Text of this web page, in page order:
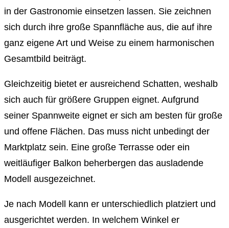
in der Gastronomie einsetzen lassen. Sie zeichnen
sich durch ihre große Spannfläche aus, die auf ihre
ganz eigene Art und Weise zu einem harmonischen
Gesamtbild beiträgt.
Gleichzeitig bietet er ausreichend Schatten, weshalb
sich auch für größere Gruppen eignet. Aufgrund
seiner Spannweite eignet er sich am besten für große
und offene Flächen. Das muss nicht unbedingt der
Marktplatz sein. Eine große Terrasse oder ein
weitläufiger Balkon beherbergen das ausladende
Modell ausgezeichnet.
Je nach Modell kann er unterschiedlich platziert und
ausgerichtet werden. In welchem Winkel er